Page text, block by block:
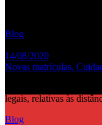
Blog
14/08/2020
Novas matrículas.
legais, relativas às
Blog